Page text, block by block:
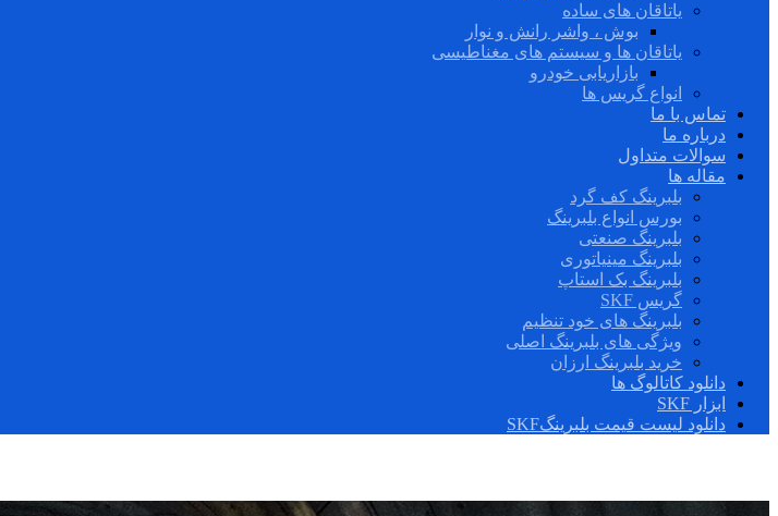
یاتاقان های ساده
بوش ، واشر رانش و نوار
یاتاقان ها و سیستم های مغناطیسی
بازاریابی خودرو
انواع گریس ها
تماس با ما
درباره ما
سوالات متداول
مقاله ها
بلبرینگ کف گرد
بورس انواع بلبرینگ
بلبرینگ صنعتی
بلبرینگ مینیاتوری
بلبرینگ بک استاپ
گریس SKF
بلبرینگ های خود تنظیم
ویژگی های بلبرینگ اصلی
خرید بلبرینگ ارزان
دانلود کاتالوگ ها
ابزار SKF
دانلود لیست قیمت بلبرینگSKF